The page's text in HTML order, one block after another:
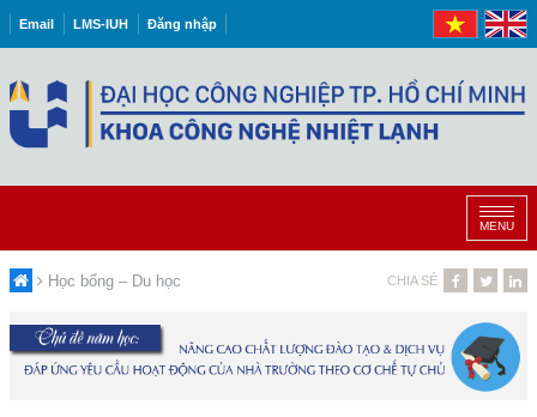
Email LMS-IUH Đăng nhập
MENU
Học bổng – Du học CHIA SẺ